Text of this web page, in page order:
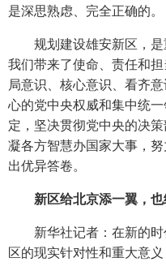
是深思熟虑、完全正确的。
规划建设雄安新区，是
我们带来了使命、责任和
局意识、核心意识、看齐
心的党中央权威和集中统
定，坚决贯彻党中央的决
凝各方智慧办国家大事，
出优异答卷。
新区给北京添一翼，也
新华社记者：在新的时
区的现实针对性和重大意义